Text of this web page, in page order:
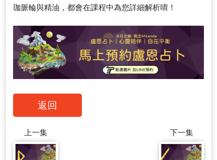
珈脈輪與精油，都會在課程中為您詳細解析唷！
返回
上一集 下一集